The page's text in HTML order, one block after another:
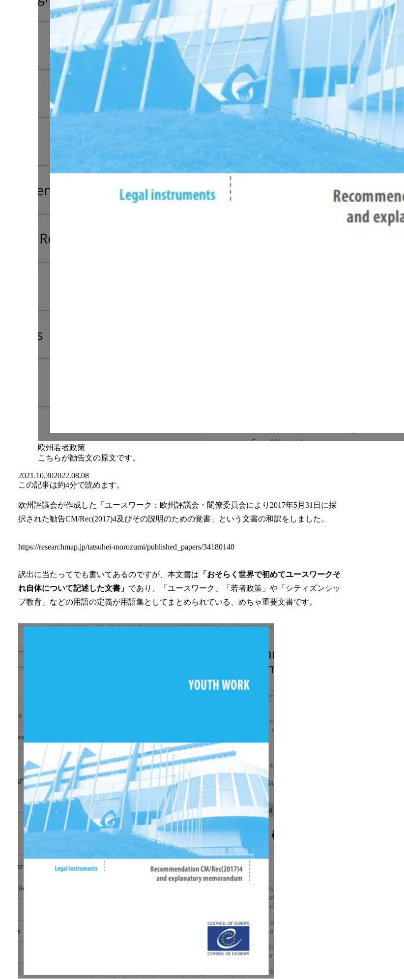
欧州若者政策
こちらが勧告文の原文です。
2021.10.302022.08.08
この記事は約4分で読めます。
欧州評議会が作成した「ユースワーク：欧州評議会・閣僚委員会により2017年5月31日に採
択された勧告CM/Rec(2017)4及びその説明のための覚書」という文書の和訳をしました。
https://researchmap.jp/tatsuhei-morozumi/published_papers/34180140
訳出に当たってでも書いてあるのですが、本文書は 「おそらく世界で初めてユースワークそ
れ自体について記述した文書」 であり、「ユースワーク」「若者政策」や「シティズンシッ
プ教育」などの用語の定義が用語集としてまとめられている、めちゃ重要文書です。